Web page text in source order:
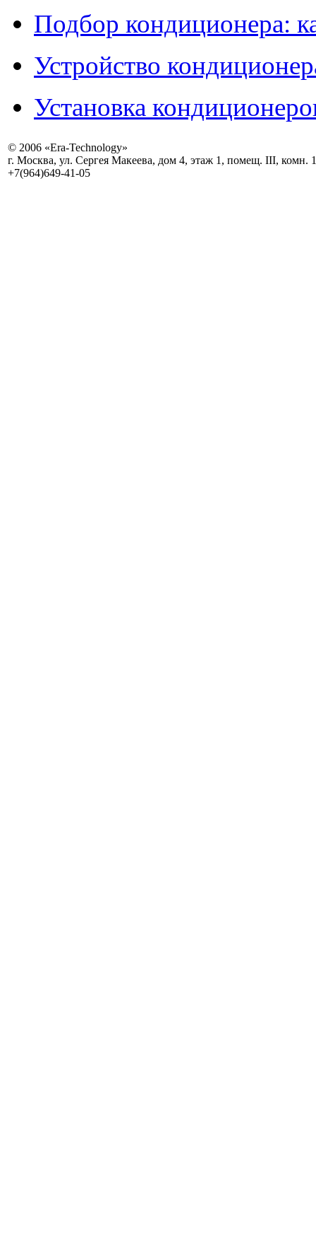
Подбор кондиционера:
Устройство
Установка
© 2006 «Era-Technology»
г. Москва, ул. Сергея Макеева, дом 4, этаж 1, помещ. III, комн. 1
+7(964)649-41-05